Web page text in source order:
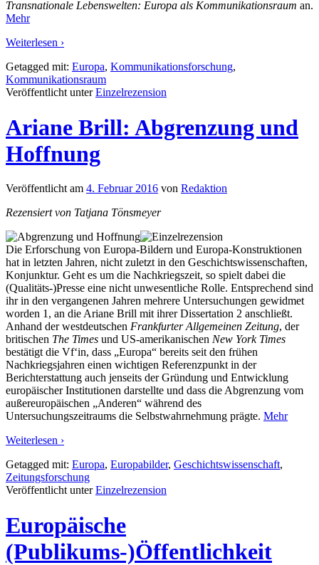
Transnationale Lebenswelten: Europa als Kommunikationsraum an.
Mehr
Weiterlesen ›
Getagged mit: Europa, Kommunikationsforschung,
Kommunikationsraum
Veröffentlicht unterEinzelrezension
Ariane Brill: Abgrenzung und
Hoffnung
Veröffentlicht am 4. Februar 2016 von Redaktion
Rezensiert von Tatjana Tönsmeyer
Die Erforschung von Europa-Bildern und Europa-Konstruktionen
hat in letzten Jahren, nicht zuletzt in den Geschichtswissenschaften,
Konjunktur. Geht es um die Nachkriegszeit, so spielt dabei die
(Qualitäts-)Presse eine nicht unwesentliche Rolle. Entsprechend sind
ihr in den vergangenen Jahren mehrere Untersuchungen gewidmet
worden 1, an die Ariane Brill mit ihrer Dissertation 2 anschließt.
Anhand der westdeutschen Frankfurter Allgemeinen Zeitung, der
britischen The Times und US-amerikanischen New York Times
bestätigt die Vf‘in, dass „Europa“ bereits seit den frühen
Nachkriegsjahren einen wichtigen Referenzpunkt in der
Berichterstattung auch jenseits der Gründung und Entwicklung
europäischer Institutionen darstellte und dass die Abgrenzung vom
außereuropäischen „Anderen“ während des
Untersuchungszeitraums die Selbstwahrnehmung prägte. Mehr
Weiterlesen ›
Getagged mit: Europa, Europabilder, Geschichtswissenschaft,
Zeitungsforschung
Veröffentlicht unterEinzelrezension
Europäische
(Publikums-)Öffentlichkeit